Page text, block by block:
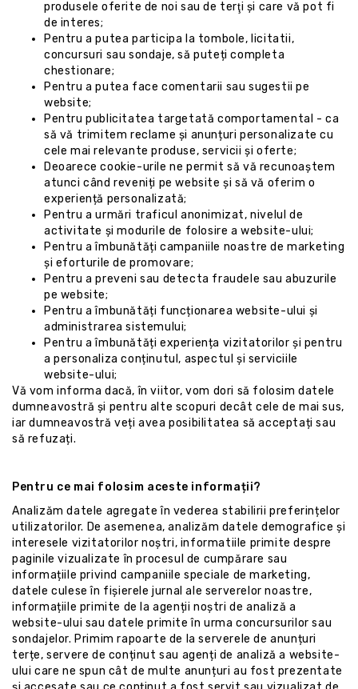
produsele oferite de noi sau de terţi și care vă pot fi
de interes;
Pentru a putea participa la tombole, licitatii,
concursuri sau sondaje, să puteți completa
chestionare;
Pentru a putea face comentarii sau sugestii pe
website;
Pentru publicitatea targetată comportamental - ca
să vă trimitem reclame și anunțuri personalizate cu
cele mai relevante produse, servicii și oferte;
Deoarece cookie-urile ne permit să vă recunoaștem
atunci când reveniți pe website și să vă oferim o
experiență personalizată;
Pentru a urmări traficul anonimizat, nivelul de
activitate și modurile de folosire a website-ului;
Pentru a îmbunătăți campaniile noastre de marketing
și eforturile de promovare;
Pentru a preveni sau detecta fraudele sau abuzurile
pe website;
Pentru a îmbunătăți funcționarea website-ului și
administrarea sistemului;
Pentru a îmbunătăți experiența vizitatorilor și pentru
a personaliza conținutul, aspectul și serviciile
website-ului;
Vă vom informa dacă, în viitor, vom dori să folosim datele
dumneavostră și pentru alte scopuri decât cele de mai sus,
iar dumneavostră veți avea posibilitatea să acceptați sau
să refuzați.
Pentru ce mai folosim aceste informații?
Analizăm datele agregate în vederea stabilirii preferințelor
utilizatorilor. De asemenea, analizăm datele demografice și
interesele vizitatorilor noștri, informatiile primite despre
paginile vizualizate în procesul de cumpărare sau
informațiile privind campaniile speciale de marketing,
datele culese în fișierele jurnal ale serverelor noastre,
informațiile primite de la agenții noștri de analiză a
website-ului sau datele primite în urma concursurilor sau
sondajelor. Primim rapoarte de la serverele de anunțuri
terțe, servere de conținut sau agenți de analiză a website-
ului care ne spun cât de multe anunțuri au fost prezentate